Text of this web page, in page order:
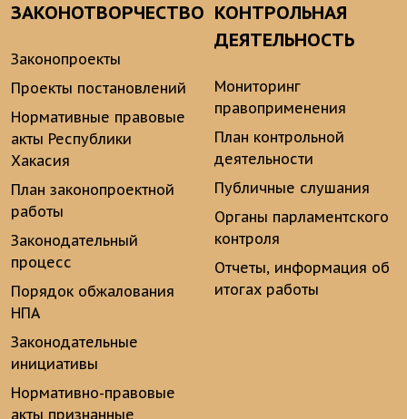
ЗАКОНОТВОРЧЕСТВО
Законопроекты
Проекты постановлений
Нормативные правовые
акты Республики
Хакасия
План законопроектной
работы
Законодательный
процесс
Порядок обжалования
НПА
Законодательные
инициативы
Нормативно-правовые
акты признанные
КОНТРОЛЬНАЯ
ДЕЯТЕЛЬНОСТЬ
Мониторинг
правоприменения
План контрольной
деятельности
Публичные слушания
Органы парламентского
контроля
Отчеты, информация об
итогах работы